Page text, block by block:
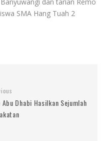
SMA Hang Tuah 2
Dhabi Hasilkan Sejumlah